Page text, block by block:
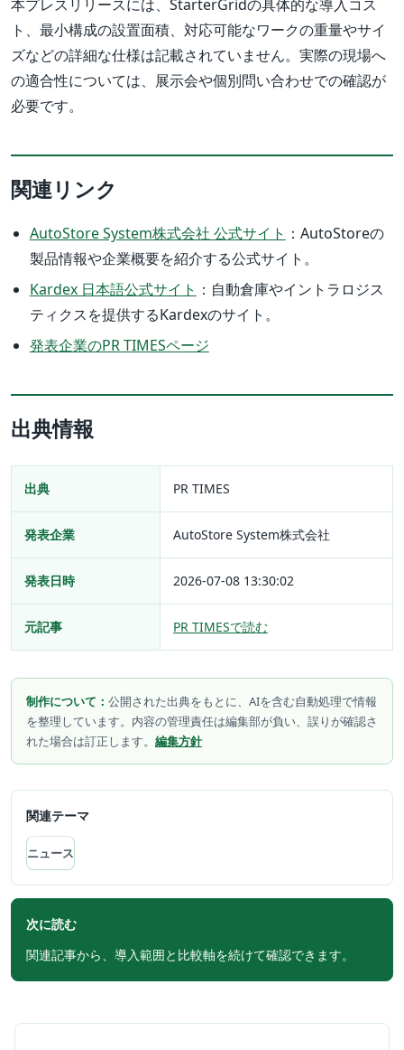
本プレスリリースには、StarterGridの具体的な導入コス
ト、最小構成の設置面積、対応可能なワークの重量やサイ
ズなどの詳細な仕様は記載されていません。実際の現場へ
の適合性については、展示会や個別問い合わせでの確認が
必要です。
関連リンク
AutoStore System株式会社 公式サイト ：AutoStoreの
製品情報や企業概要を紹介する公式サイト。
Kardex 日本語公式サイト ：自動倉庫やイントラロジス
ティクスを提供するKardexのサイト。
発表企業のPR TIMESページ
出典情報
出典 PR TIMES
発表企業 AutoStore System株式会社
発表日時 2026-07-08 13:30:02
元記事 PR TIMESで読む
制作について： 公開された出典をもとに、AIを含む自動処理で情報
を整理しています。内容の管理責任は編集部が負い、誤りが確認さ
れた場合は訂正します。 編集方針
関連テーマ
ニュース
次に読む
関連記事から、導入範囲と比較軸を続けて確認できます。